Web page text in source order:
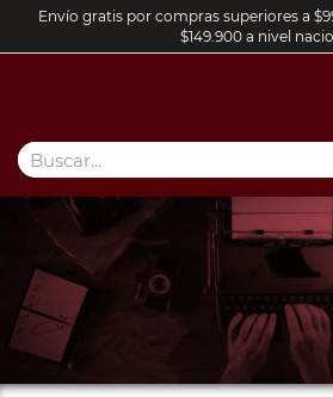
Envío gratis por compras superiores a
$149.900 a nivel